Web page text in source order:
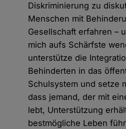
Diskriminierung zu
Menschen mit
Gesellschaft erfahren –
mich aufs Schärfste
unterstütze die
Behinderten in das
Schulsystem und setze
dass jemand, der mit
lebt, Unterstützung
bestmögliche Leben